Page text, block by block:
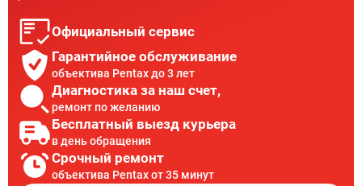
Официальный сервис
Гарантийное обслуживание
объектива Pentax до 3 лет
Диагностика за наш счет,
ремонт по желанию
Бесплатный выезд курьера
в день обращения
Срочный ремонт
объектива Pentax от 35 минут